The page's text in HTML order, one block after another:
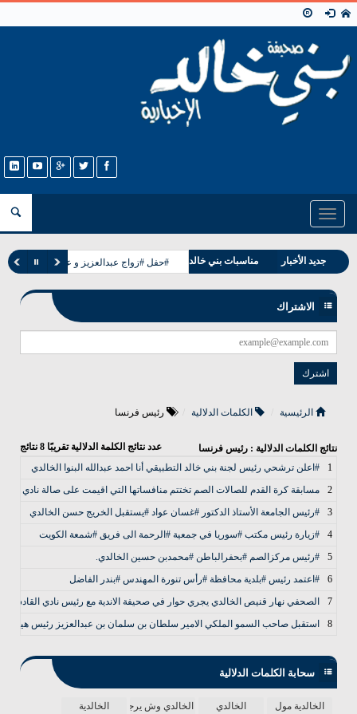
Toggle
navigation
جديد الأخبار مناسبات بني خالد #حفل #زواج عبدالعزيز و عبدالله ابناء
الاشتراك
الرئيسية الكلمات الدلالية رئيس فرنسا
نتائج الكلمات الدلالية : رئيس فرنسا عدد نتائج الكلمة الدلالية تقريبًا 8 نتائج
1
#‏اعلن ترشحي رئيس لجنة بني خالد التطبيقي أنا احمد عبدالله البنوا الخالدي
2
مسابقة كرة القدم للصالات الصم تختتم منافساتها التي اقيمت على صالة نادي
3
#رئيس الجامعة الأستاذ الدكتور #غسان عواد #يستقبل الخريج حسن الخالدي
4
#زيارة رئيس مكتب #سوريا في جمعية #الرحمة الى فريق #شمعة الكويت
5
#رئيس مركزالصم #بحفرالباطن #محمدبن حسين الخالدي.
6
#اعتمد رئيس #بلدية محافظة #رأس تنورة المهندس #بندر الفاضل
7
الصحفي نهار قنيص الخالدي يجري حوار في صحيفة الاندية مع رئيس نادي القادسية
8
استقبل صاحب السمو الملكي الامير سلطان بن سلمان بن عبدالعزيز رئيس هيئة
سحابة الكلمات الدلالية
الخالدية مول الخالدي الخالدي وش يرجع
الخالدية